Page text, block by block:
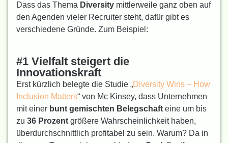
Dass das Thema Diversity mittlerweile ganz oben auf
den Agenden vieler Recruiter steht, dafür gibt es
verschiedene Gründe. Zum Beispiel:
#1 Vielfalt steigert die
Innovationskraft
Erst kürzlich belegte die Studie „Diversity Wins – How
Inclusion Matters“ von Mc Kinsey, dass Unternehmen
mit einer bunt gemischten Belegschaft eine um bis
zu 36 Prozent größere Wahrscheinlichkeit haben,
überdurchschnittlich profitabel zu sein. Warum? Da in